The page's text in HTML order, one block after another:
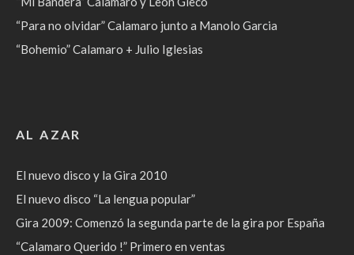
“Para no olvidar” Calamaro junto a Manolo Garcia
“Bohemio” Calamaro + Julio Iglesias
AL AZAR
El nuevo disco y la Gira 2010
El nuevo disco “La lengua popular”
Gira 2009: Comenzó la segunda parte de la gira por España
“Calamaro Querido !” Primero en ventas